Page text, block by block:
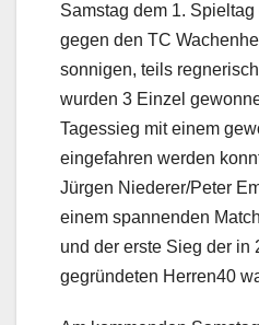
Samstag dem 1.
gegen den TC
sonnigen, teils
wurden 3 Einzel
Tagessieg mit einem
eingefahren werden
Jürgen Niederer/Peter
einem spannenden
und der erste Sieg der in
gegründeten Herren40